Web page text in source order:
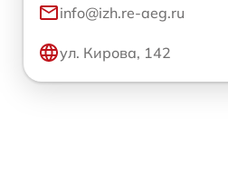
info@izh.re-aeg.ru
ул. Кирова, 142